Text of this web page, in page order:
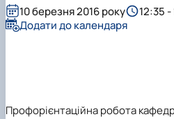
Профорієнтаційна робота
10 березня 2016 року
12:35 -
Додати до календаря